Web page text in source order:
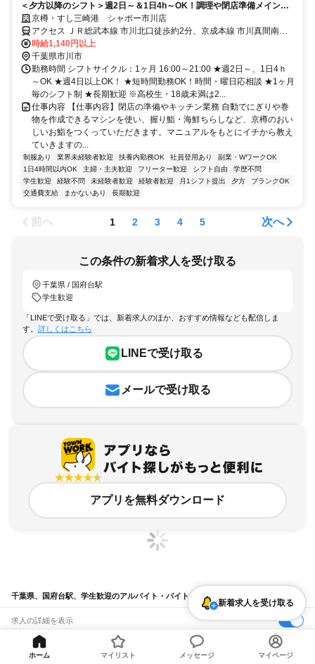
＜夕方以降のシフト＞週2日～＆1日4h～OK！調理や閉店準備メインで
コツコツ働ける
京樽・すし三崎港 シャポー市川店
アクセス ＪＲ総武本線 市川北口徒歩約2分、京成本線 市川真間南口
徒歩約7分、京成本線 菅野南口徒歩約16分
時給1,140円以上
千葉県市川市
勤務時間 シフトサイクル：1ヶ月 16:00～21:00 ★週2日～、1日4ｈ
～OK ★週4日以上OK！ ★短時間勤務OK！時間・曜日応相談 ★1ヶ月
毎のシフト制 ★長期歓迎 ※高校生・18歳未満は2...
仕事内容 【仕事内容】閉店の準備やキッチン業務 自動でにぎりや巻
物を作成できるマシンを使い、握り鮨・海鮮ちらしなど、京樽のおい
しいお鮨をつくっていただきます。マニュアルをもとにイチから教え
ていきますの...
制服あり 業界未経験者歓迎 扶養内勤務OK 社員登用あり
副業・WワークOK
1日4時間以内OK
主婦・主夫歓迎 フリーター歓迎 シフト自由
学歴不問
学生歓迎
経験不問 未経験者歓迎 経験者歓迎 月1シフト提出 夕方
ブランクOK
交通費支給
まかないあり 長期歓迎
前へ 1 2 3 4 5 次へ
この条件の新着求人を受け取る
千葉県 / 国府台駅
学生歓迎
「LINEで受け取る」では、新着求人のほか、おすすめ情報なども配信しま
す。 詳しくはこちら
LINEで受け取る
メールで受け取る
アプリを無料ダウンロード
千葉県、国府台駅、学生歓迎のアルバイト・バイト求人情報
求人の詳細を表示
条件を追加・変更して検索
新着求人を受け取る
ホーム マイリスト メッセージ マイページ